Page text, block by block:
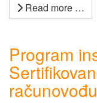
Read more …
Program
računovođu